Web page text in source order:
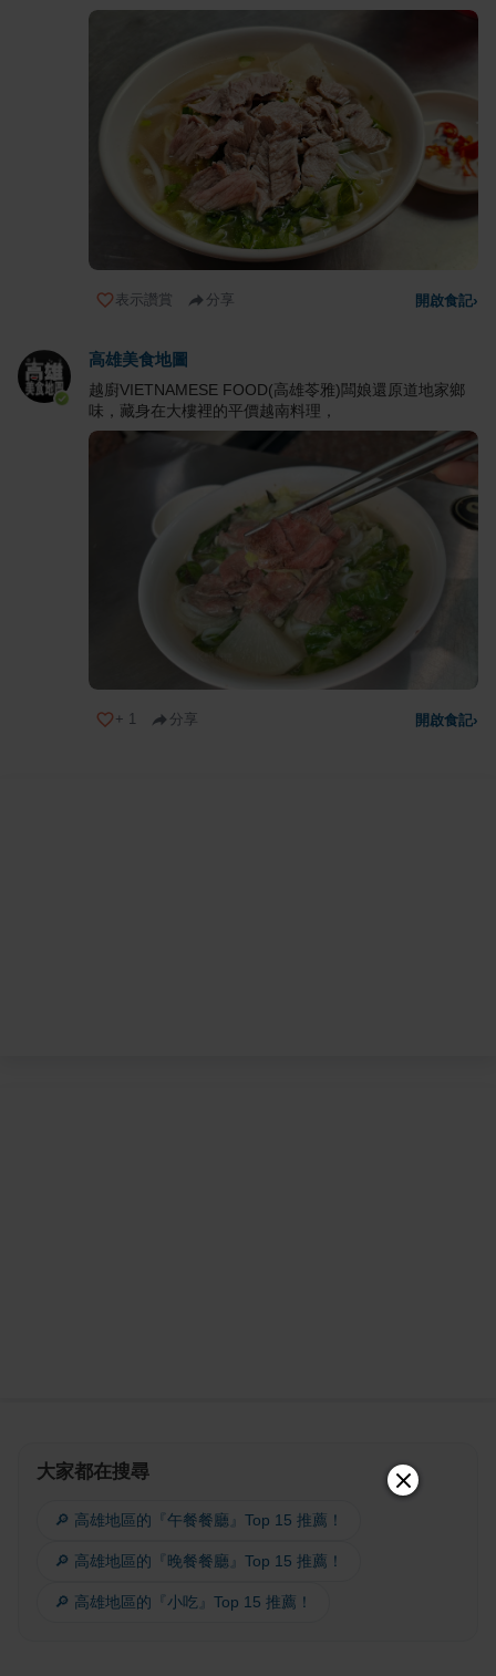
表示讚賞 分享 開啟食記›
高雄美食地圖
越廚VIETNAMESE FOOD(高雄苓雅)闆娘還原道地家鄉
味，藏身在大樓裡的平價越南料理，
+ 1 分享 開啟食記›
大家都在搜尋
🔎 高雄地區的『午餐餐廳』Top 15 推薦！
🔎 高雄地區的『晚餐餐廳』Top 15 推薦！
🔎 高雄地區的『小吃』Top 15 推薦！